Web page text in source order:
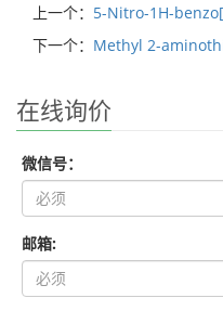
上一个： 5-Nitro-1H-
下一个： Methyl 2-
在线询价
微信号：
邮箱: